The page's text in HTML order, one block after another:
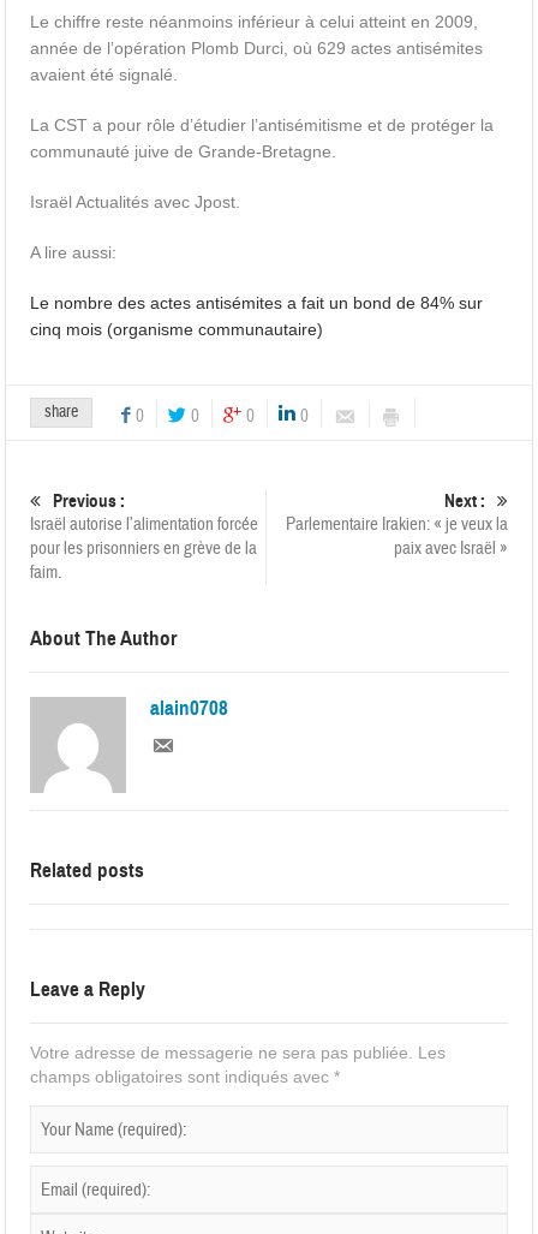
Le chiffre reste néanmoins inférieur à celui atteint en 2009,
année de l’opération Plomb Durci, où 629 actes antisémites
avaient été signalé.
La CST a pour rôle d’étudier l’antisémitisme et de protéger la
communauté juive de Grande-Bretagne.
Israël Actualités avec Jpost.
A lire aussi:
Le nombre des actes antisémites a fait un bond de 84% sur
cinq mois (organisme communautaire)
share 0 0 0 0
Previous :
Israël autorise l’alimentation forcée
pour les prisonniers en grève de la
faim.
Next :
Parlementaire Irakien: « je veux la
paix avec Israël »
About The Author
alain0708
Related posts
Leave a Reply
Votre adresse de messagerie ne sera pas publiée.
Les
champs obligatoires sont indiqués avec*